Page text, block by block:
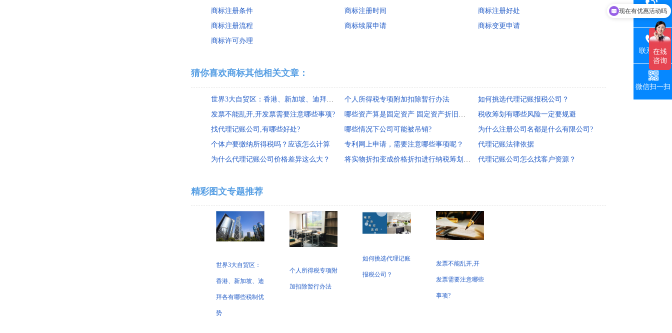
商标注册条件
商标注册时间
商标注册好处
商标注册流程
商标续展申请
商标变更申请
商标许可办理
猜你喜欢商标其他相关文章：
个人所得税专项附加扣除暂行办法
如何挑选代理记账报税公司？
发票不能乱开,开发票需要注意哪些事项?
税收筹划有哪些风险一定要规避
找代理记账公司,有哪些好处?
哪些情况下公司可能被吊销?
为什么注册公司名都是什么有限公司?
个体户要缴纳所得税吗？应该怎么计算
专利网上申请，需要注意哪些事项呢？
代理记账法律依据
为什么代理记账公司价格差异这么大？
代理记账公司怎么找客户资源？
精彩图文专题推荐
世界3大自贸区：
香港、新加坡、迪
拜各有哪些税制优
势
个人所得税专项附
加扣除暂行办法
如何挑选代理记账
报税公司？
发票不能乱开,开
发票需要注意哪些
事项?
热线电话
联系手机
微信扫一扫
可以介绍下你们的产品么